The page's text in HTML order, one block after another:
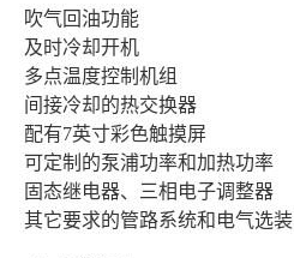
吹气回油功能
及时冷却开机
多点温度控制机组
间接冷却的热交换器
配有7英寸彩色触摸屏
可定制的泵浦功率和加热功率
固态继电器、三相电子调整器
其它要求的管路系统和电气选装